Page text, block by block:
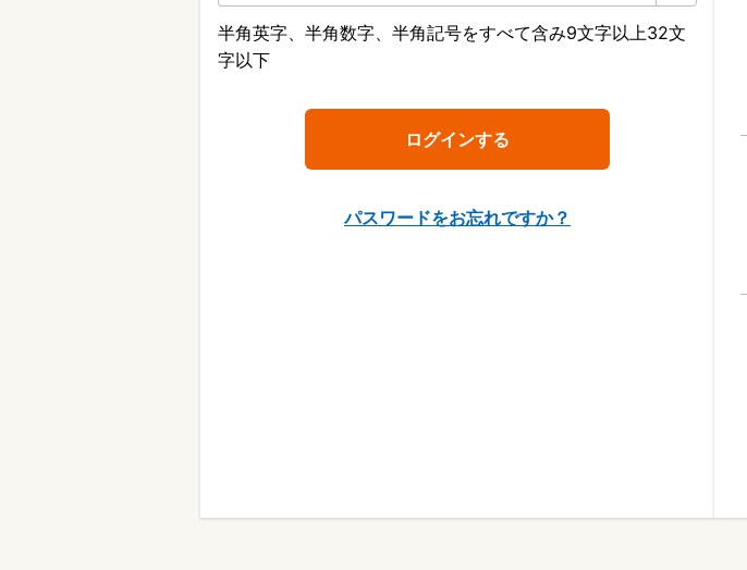
半角英字、半角数字、半角記号をすべて含み9文字以上32文
字以下
パスワードをお忘れですか？